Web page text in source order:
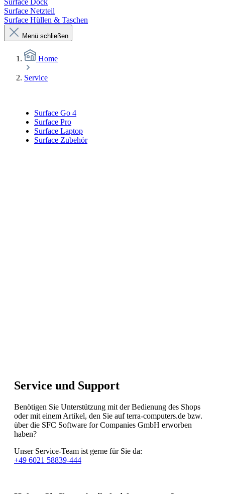
Surface Dock
Surface Netzteil
Surface Hüllen & Taschen
Menü schließen
Home
Service
Surface Go 4
Surface Pro
Surface Laptop
Surface Zubehör
Service und Support
Benötigen Sie Unterstützung mit der Bedienung des Shops
oder mit einem Artikel, den Sie auf terra-computers.de bzw.
über die SFC Software for Companies GmbH erworben
haben?
Unser Service-Team ist gerne für Sie da:
+49 6021 58839-444